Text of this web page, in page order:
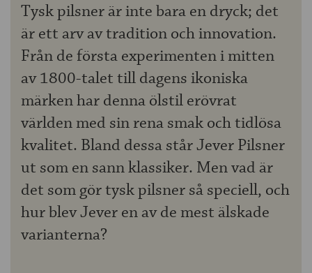
Tysk pilsner är inte bara en dryck; det
är ett arv av tradition och innovation.
Från de första experimenten i mitten
av 1800-talet till dagens ikoniska
märken har denna ölstil erövrat
världen med sin rena smak och tidlösa
kvalitet. Bland dessa står Jever Pilsner
ut som en sann klassiker. Men vad är
det som gör tysk pilsner så speciell, och
hur blev Jever en av de mest älskade
varianterna?